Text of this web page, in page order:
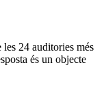
les 24 auditories més
és un objecte